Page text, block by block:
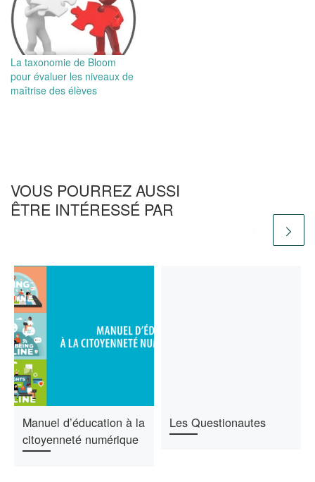
La taxonomie de Bloom
pour évaluer les niveaux de
maîtrise des élèves
VOUS POURREZ AUSSI
ÊTRE INTÉRESSÉ PAR
Manuel d’éducation à la
citoyenneté numérique
Les Questionautes